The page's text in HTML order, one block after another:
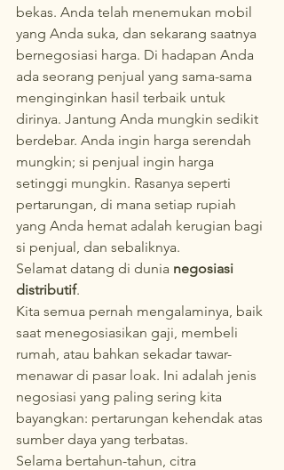
bekas. Anda telah menemukan mobil
yang Anda suka, dan sekarang saatnya
bernegosiasi harga. Di hadapan Anda
ada seorang penjual yang sama-sama
menginginkan hasil terbaik untuk
dirinya. Jantung Anda mungkin sedikit
berdebar. Anda ingin harga serendah
mungkin; si penjual ingin harga
setinggi mungkin. Rasanya seperti
pertarungan, di mana setiap rupiah
yang Anda hemat adalah kerugian bagi
si penjual, dan sebaliknya.
Selamat datang di dunia negosiasi
distributif.
Kita semua pernah mengalaminya, baik
saat menegosiasikan gaji, membeli
rumah, atau bahkan sekadar tawar-
menawar di pasar loak. Ini adalah jenis
negosiasi yang paling sering kita
bayangkan: pertarungan kehendak atas
sumber daya yang terbatas.
Selama bertahun-tahun, citra